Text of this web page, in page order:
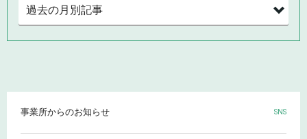
事業所からのお知らせ SNS